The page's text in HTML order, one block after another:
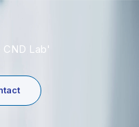
CND Lab'